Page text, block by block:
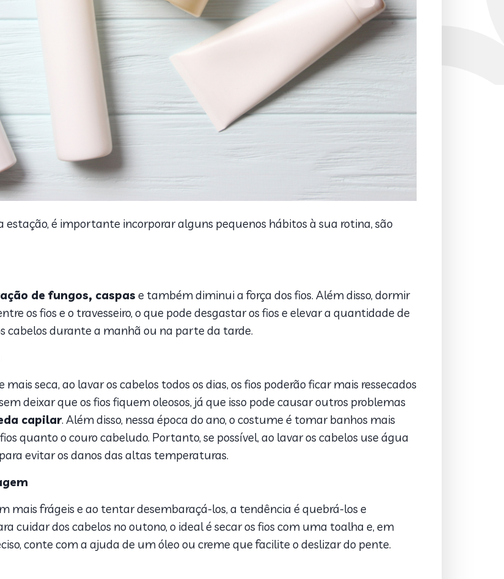
estação, é importante incorporar alguns pequenos hábitos à sua rotina, são
de fungos, caspas e também diminui a força dos fios. Além disso, dormir
os fios e o travesseiro, o que pode desgastar os fios e elevar a quantidade de
cabelos durante a manhã ou na parte da tarde.
seca, ao lavar os cabelos todos os dias, os fios poderão ficar mais ressecados
deixar que os fios fiquem oleosos, já que isso pode causar outros problemas
capilar. Além disso, nessa época do ano, o costume é tomar banhos mais
quanto o couro cabeludo. Portanto, se possível, ao lavar os cabelos use água
evitar os danos das altas temperaturas.
mais frágeis e ao tentar desembaraçá-los, a tendência é quebrá-los e
cuidar dos cabelos no outono, o ideal é secar os fios com uma toalha e, em
conte com a ajuda de um óleo ou creme que facilite o deslizar do pente.